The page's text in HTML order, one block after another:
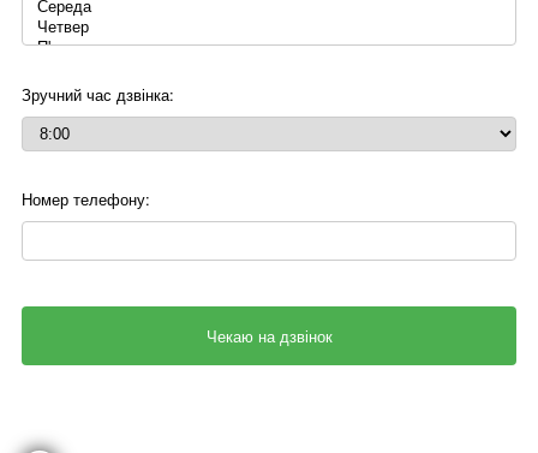
Зручний час дзвінка:
Номер телефону: